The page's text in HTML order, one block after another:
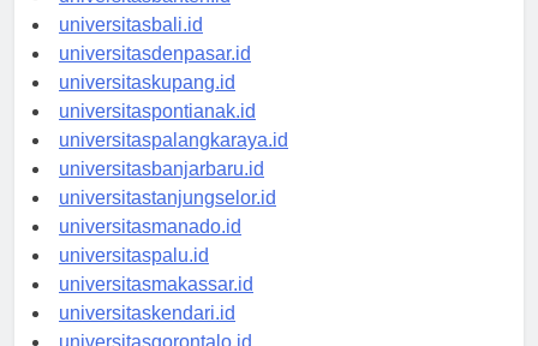
universitasbanten.id
universitasbali.id
universitasdenpasar.id
universitaskupang.id
universitaspontianak.id
universitaspalangkaraya.id
universitasbanjarbaru.id
universitastanjungselor.id
universitasmanado.id
universitaspalu.id
universitasmakassar.id
universitaskendari.id